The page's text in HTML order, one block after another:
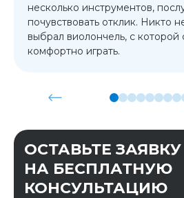
несколько инструментов,
почувствовать отклик. Никто
выбрал виолончель, с которой
комфортно играть.
ОСТАВЬТЕ ЗАЯВКУ
НА БЕСПЛАТНУЮ
КОНСУЛЬТАЦИЮ